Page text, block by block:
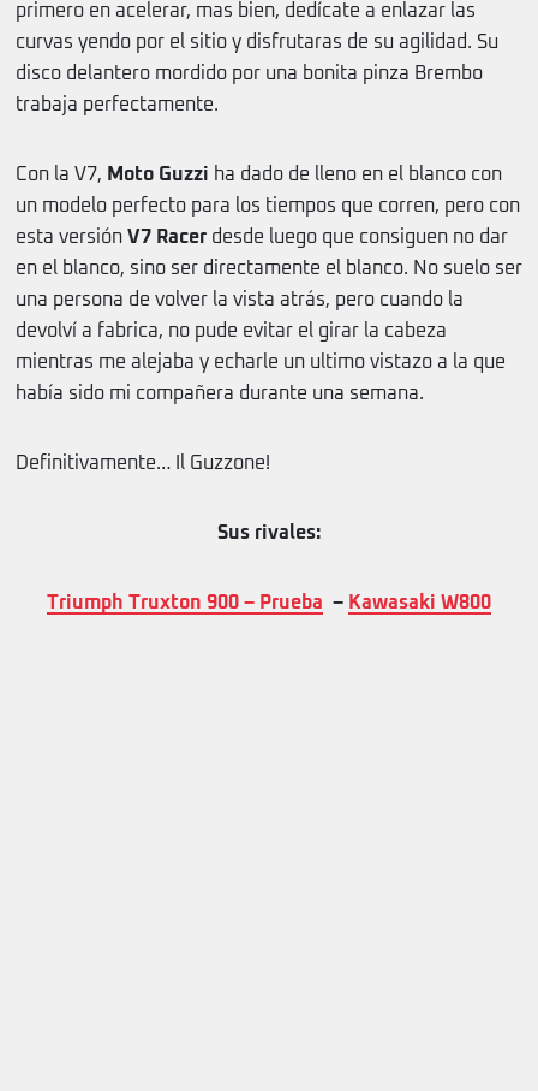
primero en acelerar, mas bien, dedícate a enlazar las
curvas yendo por el sitio y disfrutaras de su agilidad. Su
disco delantero mordido por una bonita pinza Brembo
trabaja perfectamente.
Con la V7, Moto Guzzi ha dado de lleno en el blanco con
un modelo perfecto para los tiempos que corren, pero con
esta versión V7 Racer desde luego que consiguen no dar
en el blanco, sino ser directamente el blanco. No suelo ser
una persona de volver la vista atrás, pero cuando la
devolví a fabrica, no pude evitar el girar la cabeza
mientras me alejaba y echarle un ultimo vistazo a la que
había sido mi compañera durante una semana.
Definitivamente… Il Guzzone!
Sus rivales:
Triumph Truxton 900 – Prueba – Kawasaki W800